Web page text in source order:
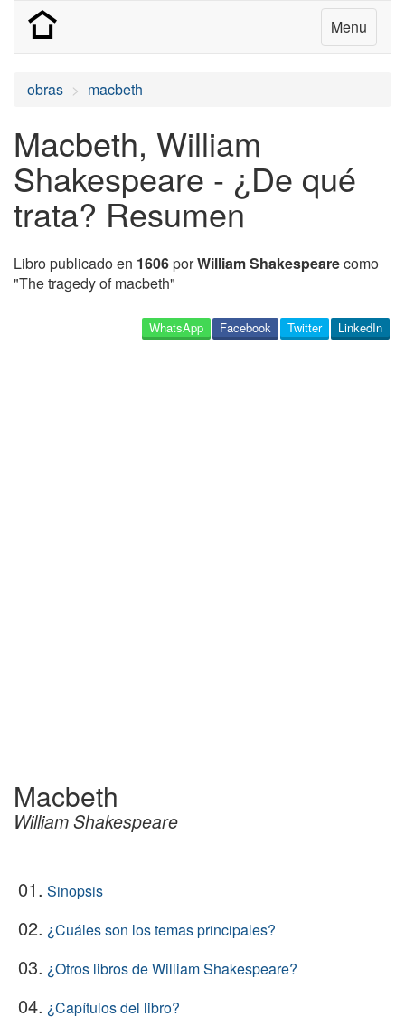
Menu
obras macbeth
Macbeth, William
Shakespeare - ¿De qué
trata? Resumen
Libro publicado en 1606porWilliam Shakespearecomo
"The tragedy of macbeth"
LinkedIn
Twitter
Facebook
WhatsApp
Macbeth
William Shakespeare
01. Sinopsis
02. ¿Cuáles son los temas principales?
03. ¿Otros libros de William Shakespeare?
04. ¿Capítulos del libro?